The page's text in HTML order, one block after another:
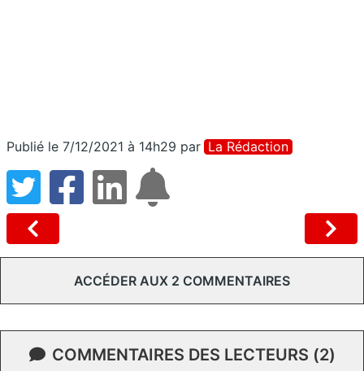
Publié le 7/12/2021 à 14h29 par La Rédaction
ACCÉDER AUX 2 COMMENTAIRES
COMMENTAIRES DES LECTEURS (2)